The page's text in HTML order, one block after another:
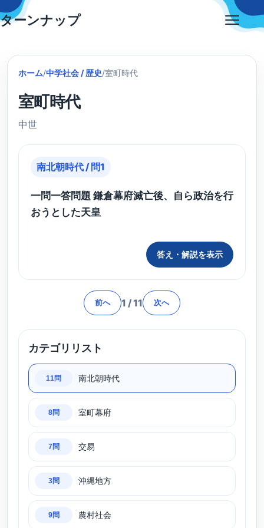
Skip
to
ターンナップ
ホーム/中学社会 / 歴史/室町時代
室町時代
中世
南北朝時代 / 問1
一問一答問題 鎌倉幕府滅亡後、自ら政治を行
おうとした天皇
答え・解説を表示
前へ 1 /11 次へ
カテゴリリスト
11問 南北朝時代
8問 室町幕府
7問 交易
3問 沖縄地方
9問 農村社会